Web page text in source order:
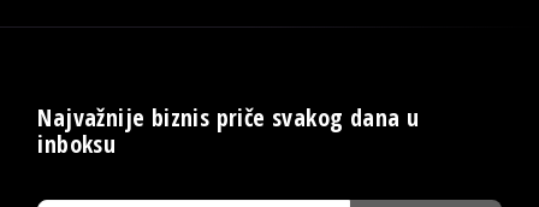
Najvažnije biznis priče svakog dana u
inboksu